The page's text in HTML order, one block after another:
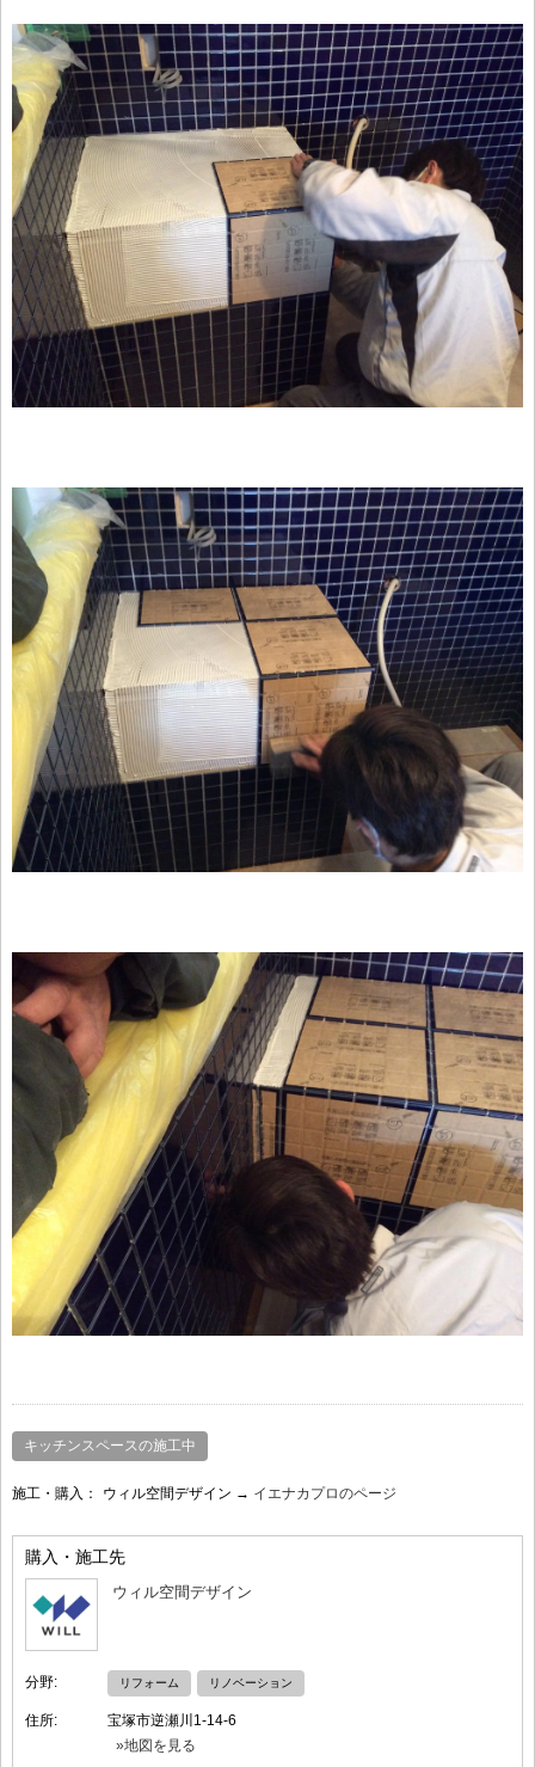
キッチンスペースの施工中
施工・購入： ウィル空間デザイン → イエナカプロのページ
購入・施工先
ウィル空間デザイン
分野: リフォーム リノベーション
住所:
宝塚市逆瀬川1-14-6
»地図を見る